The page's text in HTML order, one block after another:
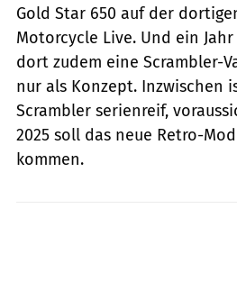
Gold Star 650 auf der
Motorcycle Live. Und ein
dort zudem eine Scrambler-
nur als Konzept. Inzwischen
Scrambler serienreif,
2025 soll das neue Retro-
kommen.